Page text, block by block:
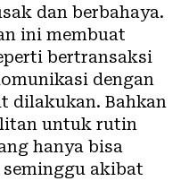
dan berbahaya.
ini membuat
bertransaksi
dengan
dilakukan. Bahkan
untuk rutin
hanya bisa
akibat